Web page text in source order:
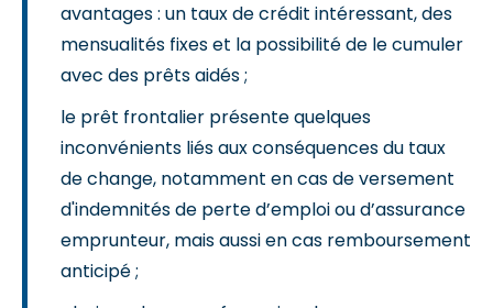
avantages : un taux de crédit intéressant, des
mensualités fixes et la possibilité de le cumuler
avec des prêts aidés ;
le prêt frontalier présente quelques
inconvénients liés aux conséquences du taux
de change, notamment en cas de versement
d'indemnités de perte d’emploi ou d’assurance
emprunteur, mais aussi en cas remboursement
anticipé ;